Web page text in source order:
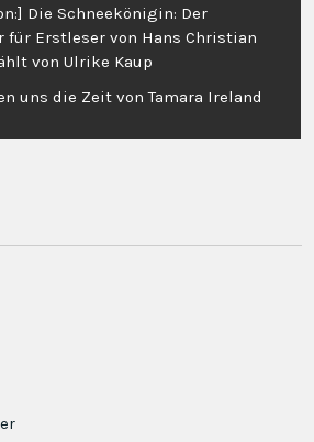
Die Schneekönigin: Der
für Erstleser von Hans Christian
von Ulrike Kaup
uns die Zeit von Tamara Ireland